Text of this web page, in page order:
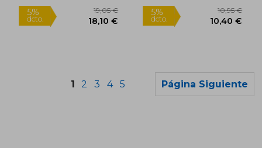
1 2 3 4 5 Página Siguiente